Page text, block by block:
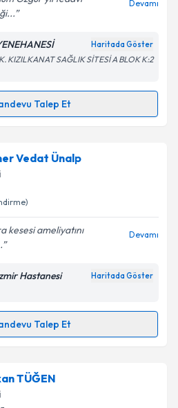
işlenmesine ilişkin
Aydınlatma
ve kişisel verilerimin belirtilen
kabul ediyorum.
Talebini Gönder
Devamı
Haritada Göster
KIZILKANAT SAĞLIK SİTESİ A BLOK K:2
Talep Et
Talebi
randevu takvimi talebi
randevu almanız için bir
e-posta ile bilgilendireceğiz.
işlenmesine ilişkin
Aydınlatma
ve kişisel verilerimin belirtilen
kabul ediyorum.
Vedat Ünalp
kesesi ameliyatını
Devamı
Hastanesi Haritada Göster
Talep Et
Talebi
Ünalpiçin randevu takvimi
uzmandan randevu almanız
e-posta ile
TÜĞEN